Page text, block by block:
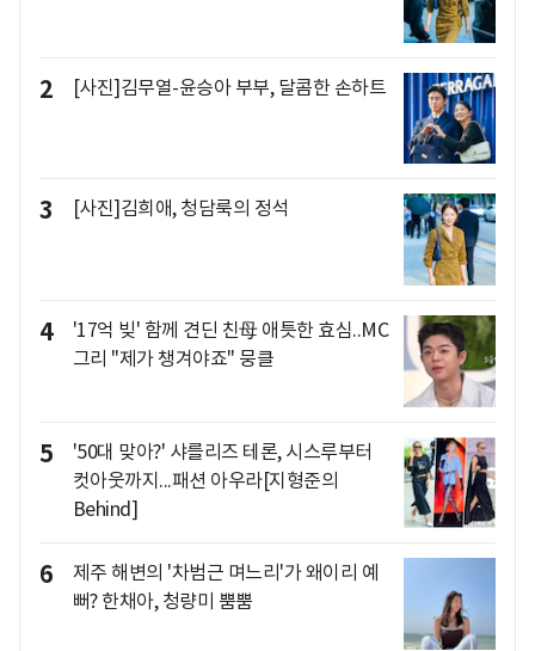
2 [사진]김무열-윤승아 부부, 달콤한 손하트
3 [사진]김희애, 청담룩의 정석
4
'17억 빚' 함께 견딘 친母 애틋한 효심..MC
그리 "제가 챙겨야죠" 뭉클
5
'50대 맞아?' 샤를리즈 테론, 시스루부터
컷아웃까지...패션 아우라[지형준의
Behind]
6
제주 해변의 '차범근 며느리'가 왜이리 예
뻐? 한채아, 청량미 뿜뿜